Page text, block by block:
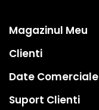
Magazinul Meu
Clienti
Date Comerciale
Suport Clienti